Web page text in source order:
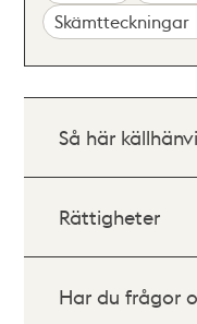
Skämtteckningar
Så här
Rättigheter
Har du frågor